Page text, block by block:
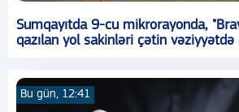
Sumqayıtda 9-cu mikrorayonda,
qazılan yol sakinləri çətin vəziyyətdə
Bu gün, 12:41